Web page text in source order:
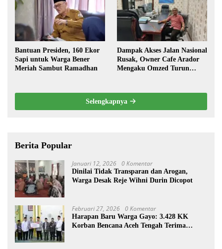
Bantuan Presiden, 160 Ekor
Sapi untuk Warga Bener
Meriah Sambut Ramadhan
Dampak Akses Jalan Nasional
Rusak, Owner Cafe Arador
Mengaku Omzed Turun
Selengkapnya
Berita Popular
Januari 12, 2026 0 Komentar
Dinilai Tidak Transparan dan Arogan,
Warga Desak Reje Wihni Durin Dicopot
Februari 27, 2026 0 Komentar
Harapan Baru Warga Gayo: 3.428 KK
Korban Bencana Aceh Tengah Terima